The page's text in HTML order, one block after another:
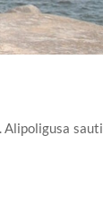
Alipoligusa sauti